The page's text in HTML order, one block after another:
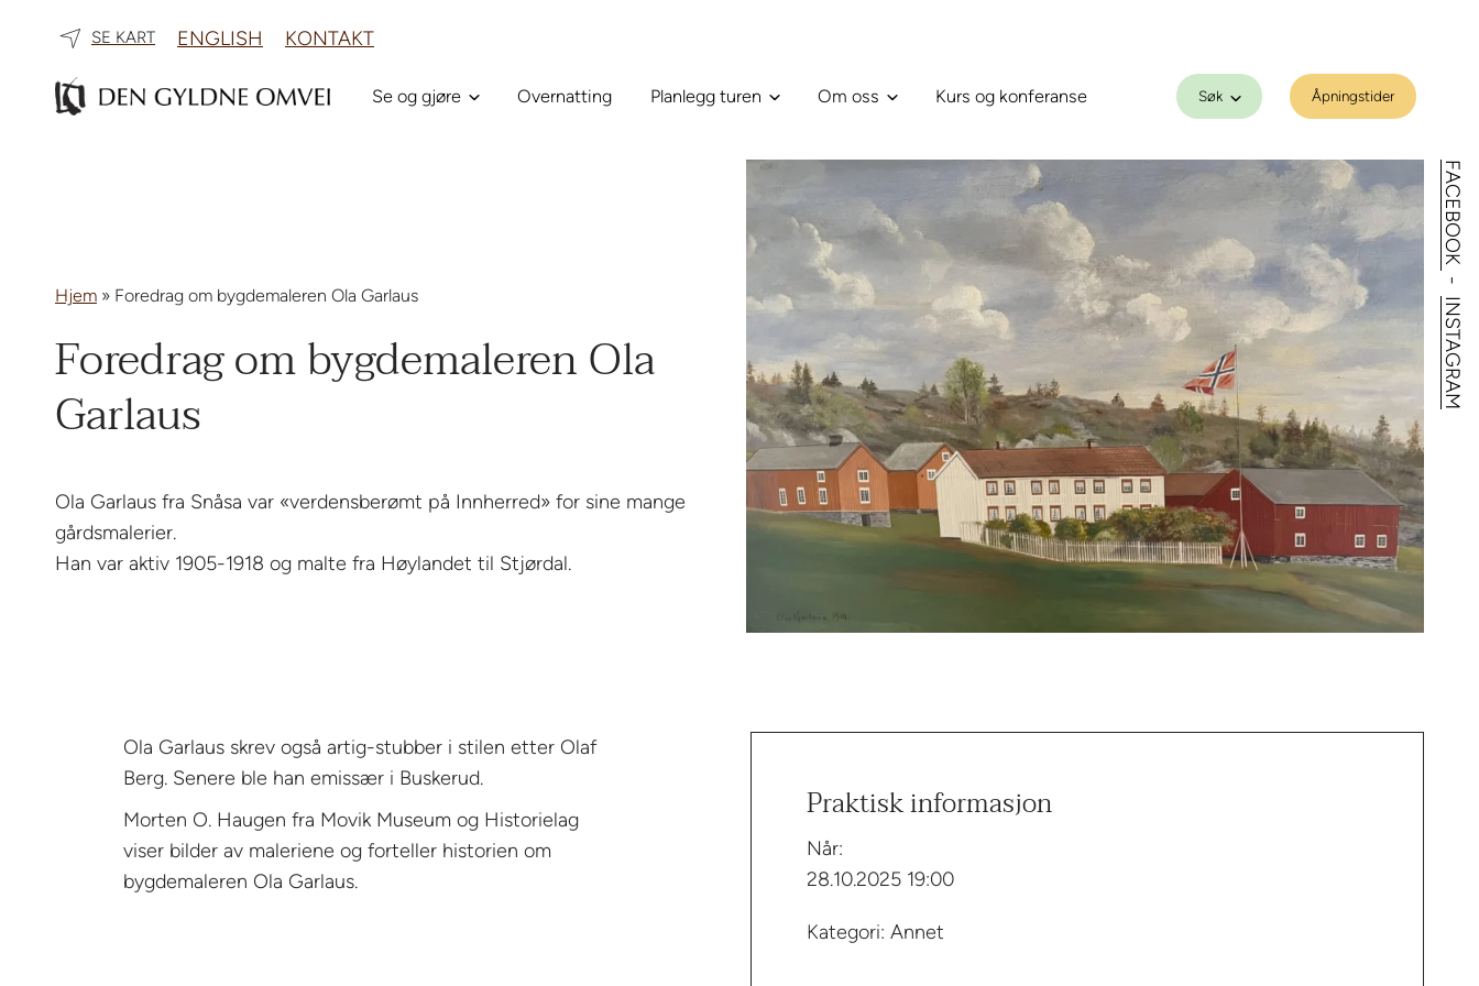
SE KART ENGLISH KONTAKT
Se og gjøre Overnatting Planlegg turen Om oss Kurs og konferanse Søk Åpningstider
FACEBOOK
-
INSTAGRAM
Hjem » Foredrag om bygdemaleren Ola Garlaus
Foredrag om bygdemaleren Ola
Garlaus
Ola Garlaus fra Snåsa var «verdensberømt på Innherred» for sine mange
gårdsmalerier.
Han var aktiv 1905-1918 og malte fra Høylandet til Stjørdal.
Ola Garlaus skrev også artig-stubber i stilen etter Olaf
Berg. Senere ble han emissær i Buskerud.
Morten O. Haugen fra Movik Museum og Historielag
viser bilder av maleriene og forteller historien om
bygdemaleren Ola Garlaus.
Praktisk informasjon
Når:
28.10.2025 19:00
Kategori: Annet